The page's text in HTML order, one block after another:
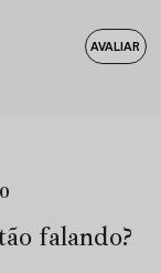
falando?